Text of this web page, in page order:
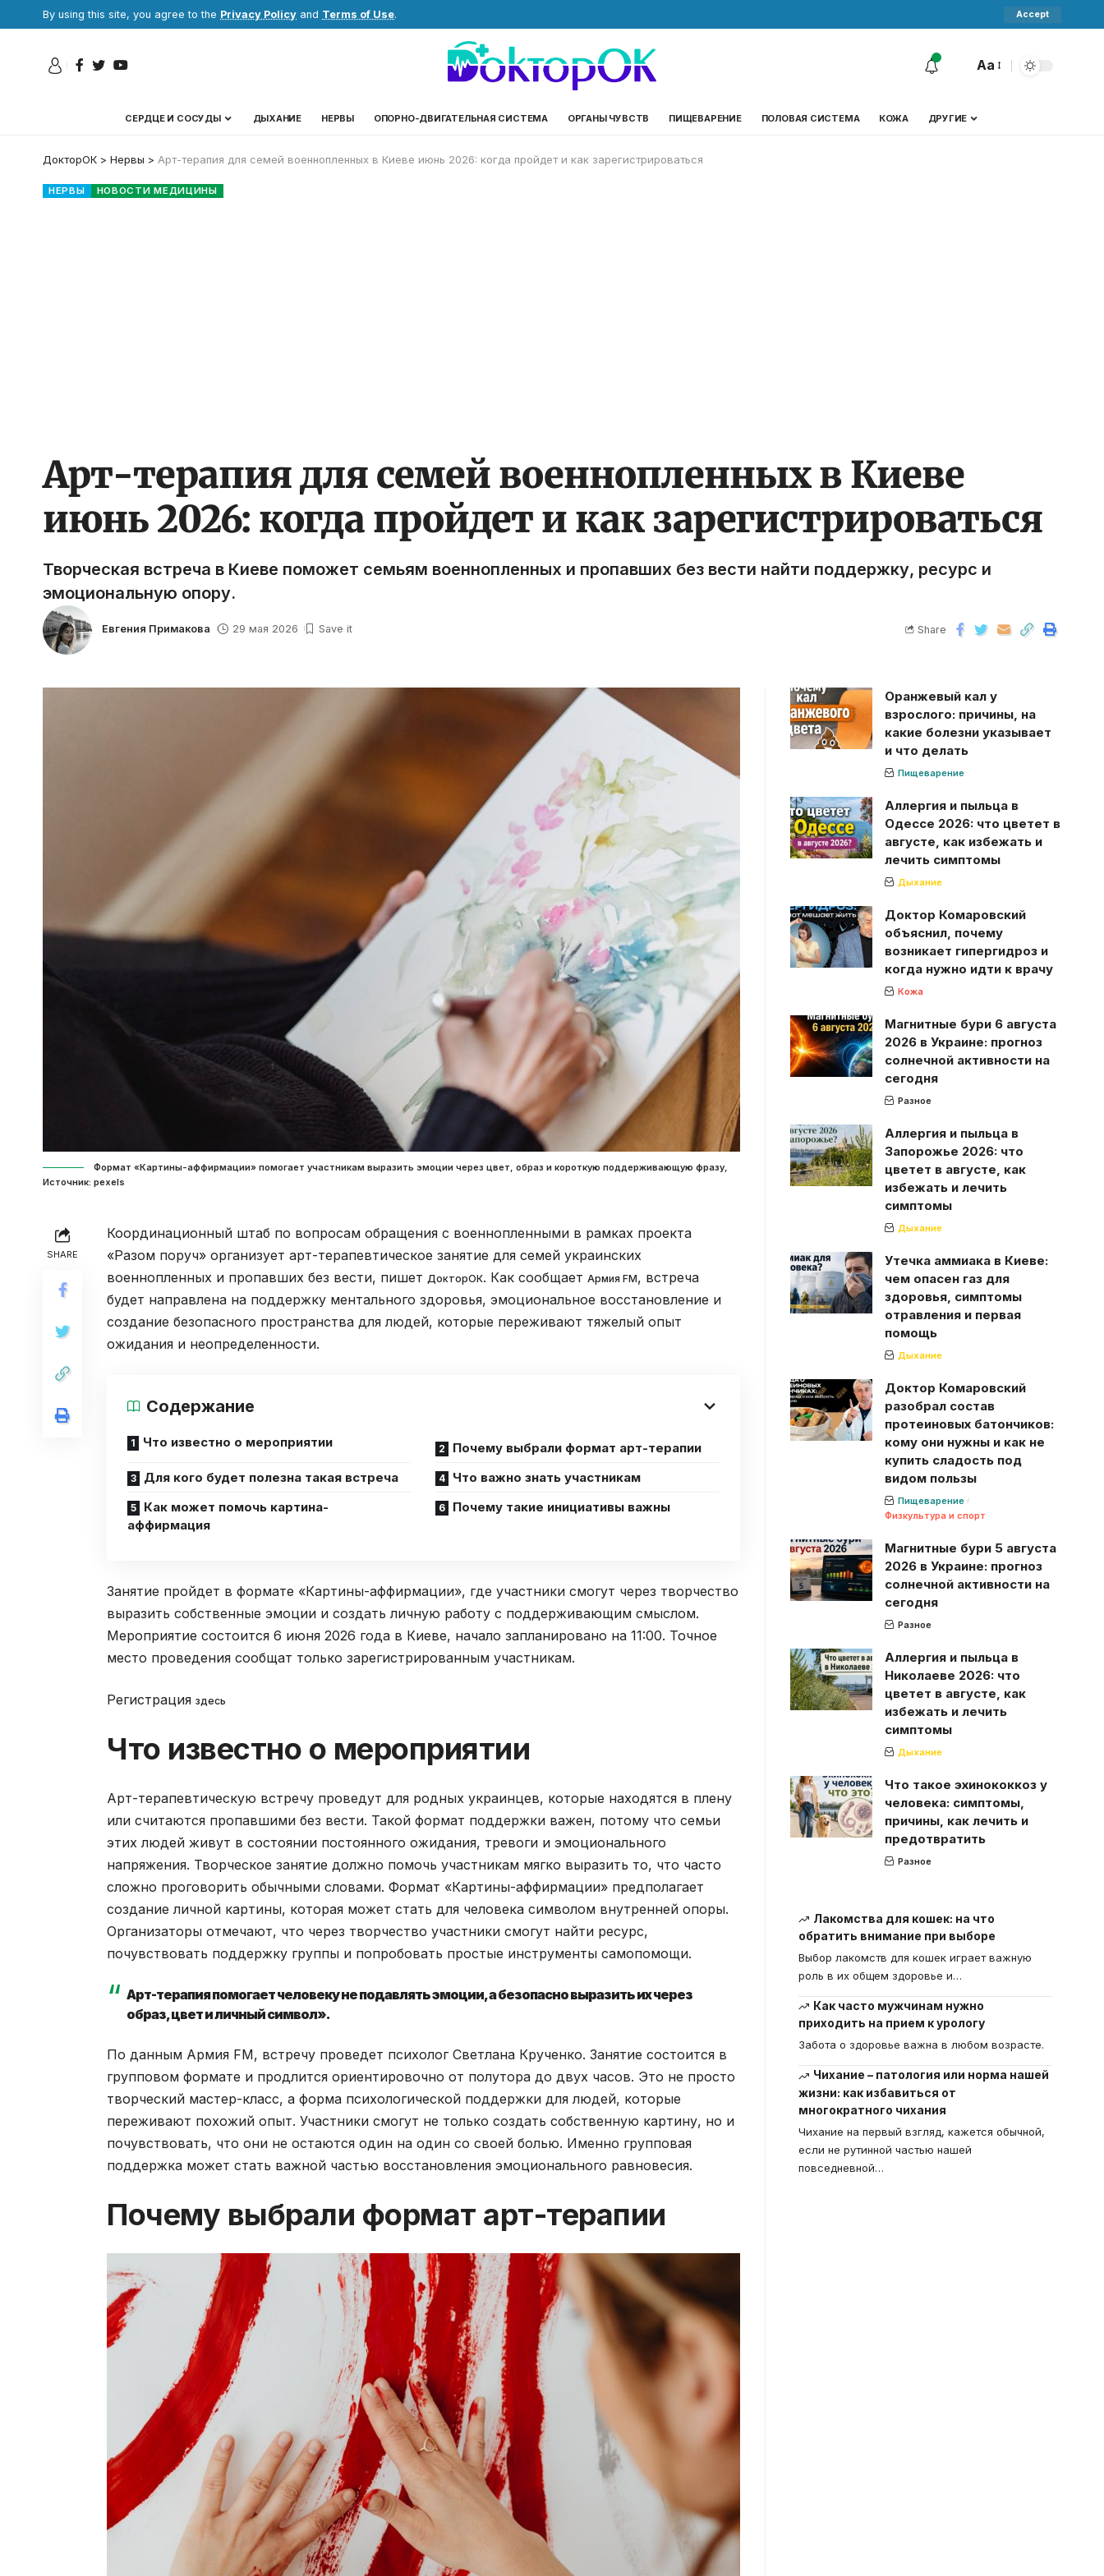
By using this site, you agree to the Privacy Policy and Terms of Use. Accept
Aa
СЕРДЦЕ И СОСУДЫ ДЫХАНИЕ НЕРВЫ ОПОРНО-ДВИГАТЕЛЬНАЯ СИСТЕМА ОРГАНЫ ЧУВСТВ ПИЩЕВАРЕНИЕ ПОЛОВАЯ СИСТЕМА КОЖА ДРУГИЕ
ДокторОК > Нервы > Арт-терапия для семей военнопленных в Киеве июнь 2026: когда пройдет и как зарегистрироваться
НЕРВЫ НОВОСТИ МЕДИЦИНЫ
Арт-терапия для семей военнопленных в Киеве
июнь 2026: когда пройдет и как зарегистрироваться
Творческая встреча в Киеве поможет семьям военнопленных и пропавших без вести найти поддержку, ресурс и
эмоциональную опору.
Евгения Примакова 29 мая 2026 Share
Формат «Картины-аффирмации» помогает участникам выразить эмоции через цвет, образ и короткую поддерживающую фразу,
Источник: pexels
SHARE
Координационный штаб по вопросам обращения с военнопленными в рамках проекта
«Разом поруч» организует арт-терапевтическое занятие для семей украинских
военнопленных и пропавших без вести, пишет ДокторОК. Как сообщает Армия FM, встреча
будет направлена на поддержку ментального здоровья, эмоциональное восстановление и
создание безопасного пространства для людей, которые переживают тяжелый опыт
ожидания и неопределенности.
Содержание
Что известно о мероприятии
Почему выбрали формат арт-терапии
Для кого будет полезна такая встреча
Что важно знать участникам
Как может помочь картина-
аффирмация
Почему такие инициативы важны
Занятие пройдет в формате «Картины-аффирмации», где участники смогут через творчество
выразить собственные эмоции и создать личную работу с поддерживающим смыслом.
Мероприятие состоится 6 июня 2026 года в Киеве, начало запланировано на 11:00. Точное
место проведения сообщат только зарегистрированным участникам.
Регистрация здесь
Что известно о мероприятии
Арт-терапевтическую встречу проведут для родных украинцев, которые находятся в плену
или считаются пропавшими без вести. Такой формат поддержки важен, потому что семьи
этих людей живут в состоянии постоянного ожидания, тревоги и эмоционального
напряжения. Творческое занятие должно помочь участникам мягко выразить то, что часто
сложно проговорить обычными словами. Формат «Картины-аффирмации» предполагает
создание личной картины, которая может стать для человека символом внутренней опоры.
Организаторы отмечают, что через творчество участники смогут найти ресурс,
почувствовать поддержку группы и попробовать простые инструменты самопомощи.
Арт-терапия помогает человеку не подавлять эмоции, а безопасно выразить их через
образ, цвет и личный символ».
По данным Армия FM, встречу проведет психолог Светлана Крученко. Занятие состоится в
групповом формате и продлится ориентировочно от полутора до двух часов. Это не просто
творческий мастер-класс, а форма психологической поддержки для людей, которые
переживают похожий опыт. Участники смогут не только создать собственную картину, но и
почувствовать, что они не остаются один на один со своей болью. Именно групповая
поддержка может стать важной частью восстановления эмоционального равновесия.
Почему выбрали формат арт-терапии
Оранжевый кал у
взрослого: причины, на
какие болезни указывает
и что делать
Пищеварение
Аллергия и пыльца в
Одессе 2026: что цветет в
августе, как избежать и
лечить симптомы
Дыхание
Доктор Комаровский
объяснил, почему
возникает гипергидроз и
когда нужно идти к врачу
Кожа
Магнитные бури 6 августа
2026 в Украине: прогноз
солнечной активности на
сегодня
Разное
Аллергия и пыльца в
Запорожье 2026: что
цветет в августе, как
избежать и лечить
симптомы
Дыхание
Утечка аммиака в Киеве:
чем опасен газ для
здоровья, симптомы
отравления и первая
помощь
Дыхание
Доктор Комаровский
разобрал состав
протеиновых батончиков:
кому они нужны и как не
купить сладость под
видом пользы
Пищеварение
Физкультура и спорт
Магнитные бури 5 августа
2026 в Украине: прогноз
солнечной активности на
сегодня
Разное
Аллергия и пыльца в
Николаеве 2026: что
цветет в августе, как
избежать и лечить
симптомы
Дыхание
Что такое эхинококкоз у
человека: симптомы,
причины, как лечить и
предотвратить
Разное
Лакомства для кошек: на что
обратить внимание при выборе
Выбор лакомств для кошек играет важную
роль в их общем здоровье и…
Как часто мужчинам нужно
приходить на прием к урологу
Забота о здоровье важна в любом возрасте.
Чихание – патология или норма нашей
жизни: как избавиться от
многократного чихания
Чихание на первый взгляд, кажется обычной,
если не рутинной частью нашей
повседневной…